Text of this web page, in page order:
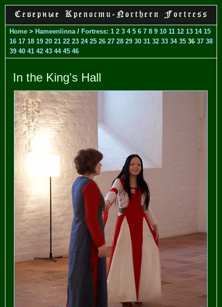
Home > Hameenlinna / Fortress: 1 2 3 4 5 6 7 8 9 10 11 12 13 14 15
16 17 18 19 20 21 22 23 24 25 26 27 28 29 30 31 32 33 34 35 36 37 38
39 40 41 42 43 44 45 46
In the King's Hall